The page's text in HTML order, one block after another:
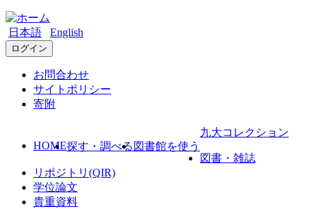
日本語 English
ログイン
お問合わせ
サイトポリシー
寄附
HOME探す・調べる 図書館を使う
九大コレクション
図書・雑誌
リポジトリ(QIR)
学位論文
貴重資料